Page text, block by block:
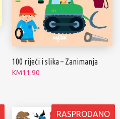
100 riječi i slika – Zanimanja
KM11.90
RASPRODANO